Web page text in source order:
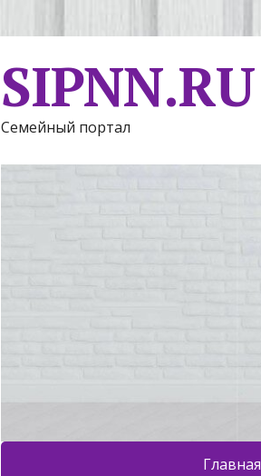
SIPNN.RU
Семейный портал
Главная